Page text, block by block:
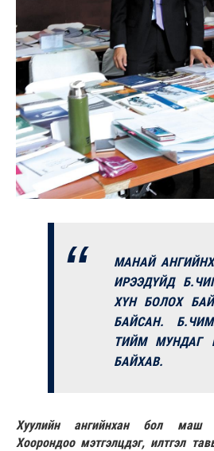
МАНАЙ
ИРЭЭДҮЙД
ХҮН БОЛОХ
БАЙСАН.
ТИЙМ МУНДАГ
БАЙХАВ.
Хуулийн ангийнхан бол маш
Хоорондоо мэтгэлцдэг, илтгэл